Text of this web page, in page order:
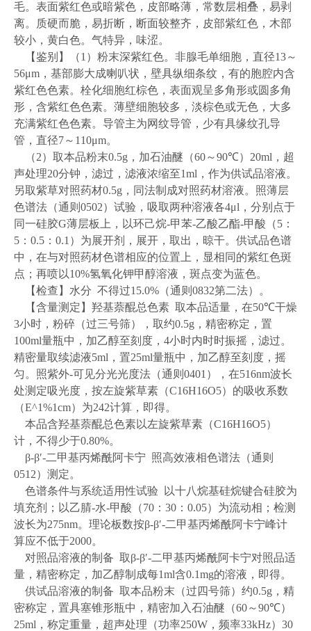
毛。表面紫红色或暗紫色，皮部略薄，常数层相叠，易剥
离。质硬而脆，易折断，断面较整齐，皮部紫红色，木部
较小，黄白色。气特异，味涩。
【鉴别】（1 ）粉末深紫红色。非腺毛单细胞，直径13～
56μm ，基部膨大成喇叭状，壁具纵细条纹，有的胞腔内含
紫红色色素。栓化细胞红棕色，表面观呈多角形或圆多角
形，含紫红色色素。薄壁细胞较多，淡棕色或无色，大多
充满紫红色色素。导管主为网纹导管，少有具缘纹孔导
管，直径7～ 110μm。
（2）取本品粉末0.5g ，加石油醚（60～90℃） 20ml ，超
声处理20分钟，滤过，滤液浓缩至1ml ，作为供试品溶液。
另取紫草对照药材0.5g ，同法制成对照药材溶液。照薄层
色谱法（通则 0502）试验，吸取两种溶液各4μl ，分别点于
同一硅胶G薄层板上，以环己烷-甲苯-乙酸乙酯-甲酸（5 ：
5 ： 0.5 ： 0.1 ）为展开剂，展开，取出，晾干。供试品色谱
中，在与对照药材色谱相应的位置上，显相同的紫红色斑
点；再喷以10%氢氧化钾甲醇溶液，斑点变为蓝色。
【检查】水分 不得过15.0% （通则 0832第二法）。
【含量测定】羟基萘醌总色素 取本品适量，在50℃干燥
3小时，粉碎（过三号筛），取约0.5g ，精密称定，置
100ml量瓶中，加乙醇至刻度， 4小时内时时振摇，滤过。
精密量取续滤液5ml ，置25ml量瓶中，加乙醇至刻度，摇
匀。照紫外-可见分光光度法（通则 0401 ），在516nm波长
处测定吸光度，按左旋紫草素（C16H16O5）的吸收系数
（E^1%1cm）为242计算，即得。
本品含羟基萘醌总色素以左旋紫草素（C16H16O5）
计，不得少于0.80%。
β-β′-二甲基丙烯酰阿卡宁 照高效液相色谱法（通则
0512）测定。
色谱条件与系统适用性试验
以十八烷基硅烷键合硅胶为
填充剂；以乙腈-水-甲酸（70 ： 30 ： 0.05）为流动相；检测
波长为275nm。理论板数按β-β′-二甲基丙烯酰阿卡宁峰计
算应不低于2000。
对照品溶液的制备 取β-β′-二甲基丙烯酰阿卡宁对照品适
量，精密称定，加乙醇制成每1ml含0.1mg的溶液，即得。
供试品溶液的制备 取本品粉末（过四号筛）约0.5g ，精
密称定，置具塞锥形瓶中，精密加入石油醚（60～90℃）
25ml ，称定重量，超声处理（功率250W ，频率33kHz） 30